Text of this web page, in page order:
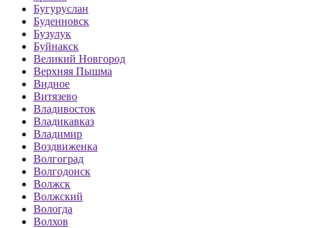
Бугуруслан
Буденновск
Бузулук
Буйнакск
Великий Новгород
Верхняя Пышма
Видное
Витязево
Владивосток
Владикавказ
Владимир
Воздвиженка
Волгоград
Волгодонск
Волжск
Волжский
Вологда
Волхов